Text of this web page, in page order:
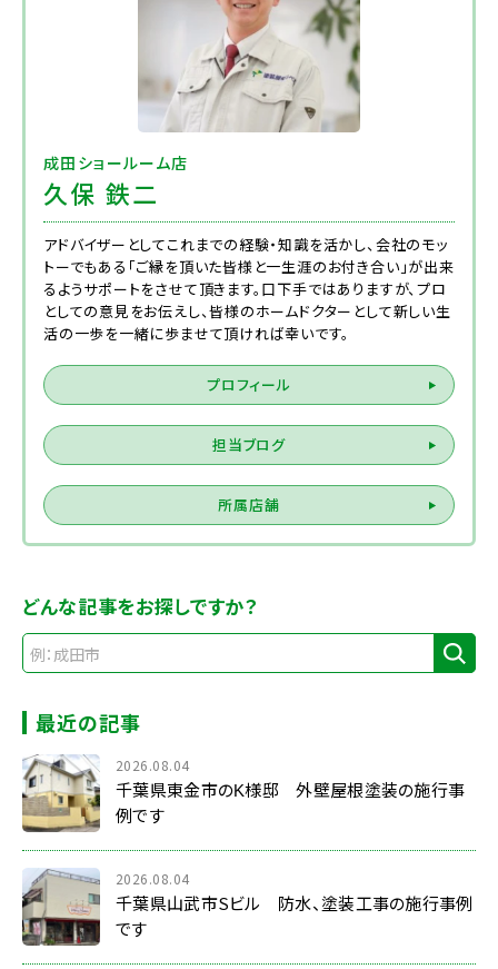
成田ショールーム店
久保 鉄二
アドバイザーとしてこれまでの経験・知識を活かし、会社のモッ
トーでもある「ご縁を頂いた皆様と一生涯のお付き合い」が出来
るようサポートをさせて頂きます。口下手ではありますが、プロ
としての意見をお伝えし、皆様のホームドクターとして新しい生
活の一歩を一緒に歩ませて頂ければ幸いです。
プロフィール
担当ブログ
所属店舗
どんな記事をお探しですか？
最近の記事
2026.08.04
千葉県東金市のK様邸 外壁屋根塗装の施行事
例です
2026.08.04
千葉県山武市Sビル 防水、塗装工事の施行事例
です